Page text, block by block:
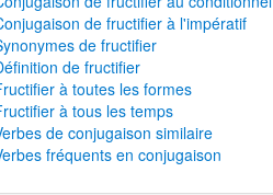
de fructifier à l'impératif
de fructifier
de fructifier
à toutes les formes
à tous les temps
de conjugaison similaire
fréquents en conjugaison